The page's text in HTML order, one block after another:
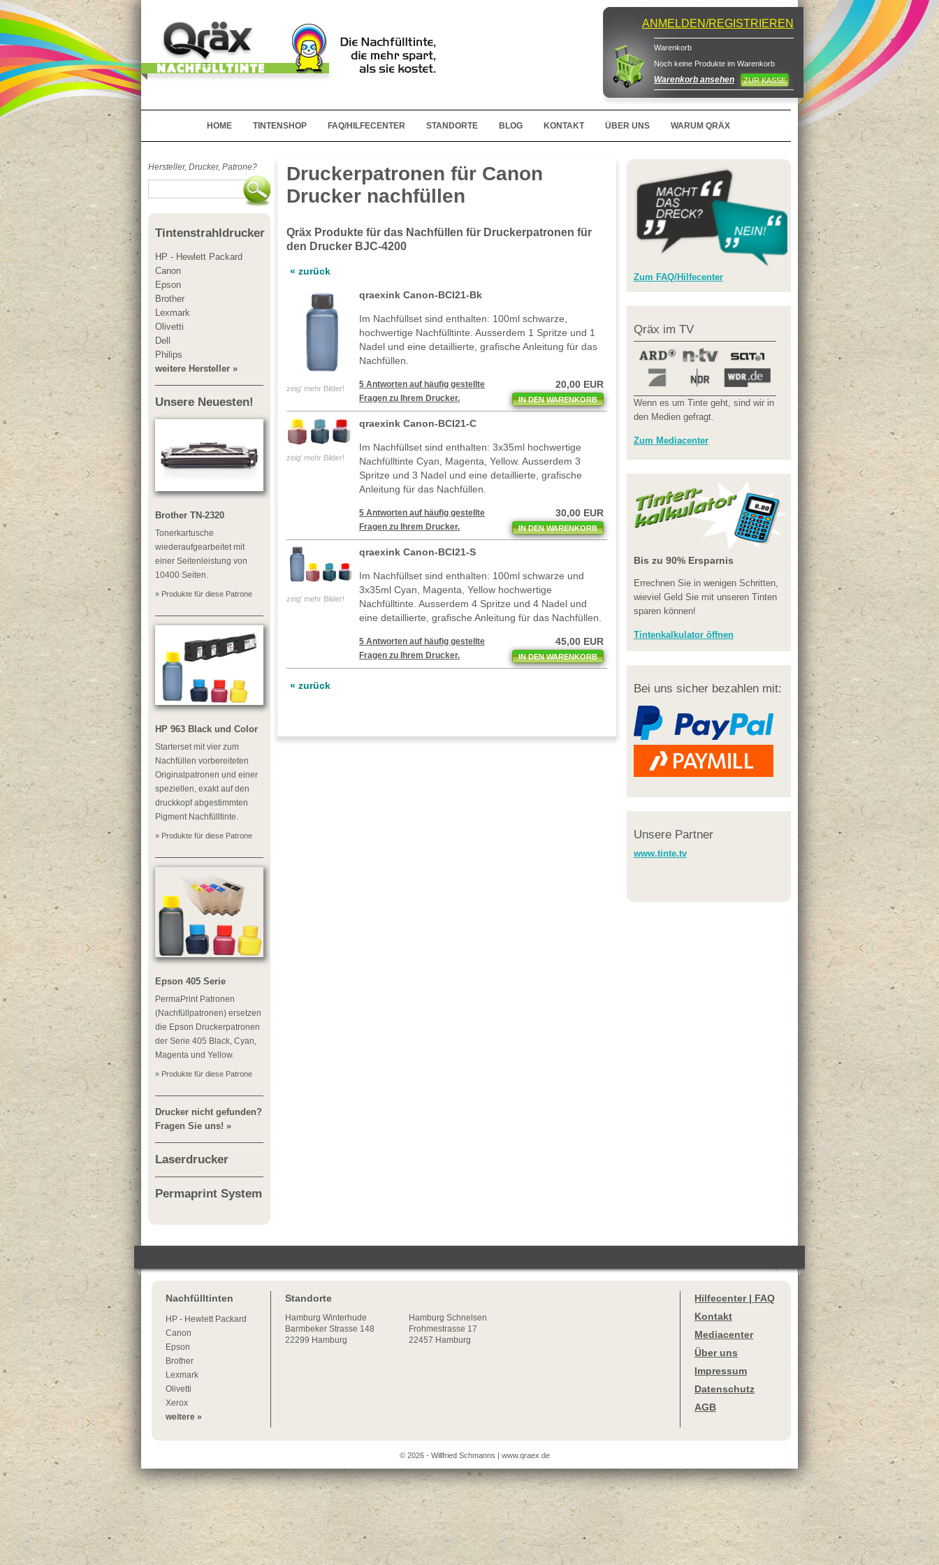
ANMELDEN/REGISTRIEREN
Warenkorb
Noch keine Produkte im Warenkorb
Warenkorb ansehen ZUR KASSE
HOME TINTENSHOP FAQ/HILFECENTER STANDORTE BLOG KONTAKT ÜBER UNS WARUM QRÄX
Hersteller, Drucker, Patrone?
Tintenstrahldrucker
HP - Hewlett Packard
Canon
Epson
Brother
Lexmark
Olivetti
Dell
Philips
weitere Hersteller »
Unsere Neuesten!
Brother TN-2320
Tonerkartusche
wiederaufgearbeitet mit
einer Seitenleistung von
10400 Seiten.
» Produkte für diese Patrone
HP 963 Black und Color
Starterset mit vier zum
Nachfüllen vorbereiteten
Originalpatronen und einer
speziellen, exakt auf den
druckkopf abgestimmten
Pigment Nachfülltinte.
» Produkte für diese Patrone
Epson 405 Serie
PermaPrint Patronen
(Nachfüllpatronen) ersetzen
die Epson Druckerpatronen
der Serie 405 Black, Cyan,
Magenta und Yellow.
» Produkte für diese Patrone
Drucker nicht gefunden?
Fragen Sie uns! »
Laserdrucker
Permaprint System
Druckerpatronen für Canon
Drucker nachfüllen
Qräx Produkte für das Nachfüllen für Druckerpatronen für
den Drucker BJC-4200
« zurück
zeig' mehr Bilder!
qraexink Canon-BCI21-Bk
Im Nachfüllset sind enthalten: 100ml schwarze,
hochwertige Nachfülltinte. Ausserdem 1 Spritze und 1
Nadel und eine detaillierte, grafische Anleitung für das
Nachfüllen.
5 Antworten auf häufig gestellte
Fragen zu Ihrem Drucker.
20,00 EUR
IN DEN WARENKORB
zeig' mehr Bilder!
qraexink Canon-BCI21-C
Im Nachfüllset sind enthalten: 3x35ml hochwertige
Nachfülltinte Cyan, Magenta, Yellow. Ausserdem 3
Spritze und 3 Nadel und eine detaillierte, grafische
Anleitung für das Nachfüllen.
5 Antworten auf häufig gestellte
Fragen zu Ihrem Drucker.
30,00 EUR
IN DEN WARENKORB
zeig' mehr Bilder!
qraexink Canon-BCI21-S
Im Nachfüllset sind enthalten: 100ml schwarze und
3x35ml Cyan, Magenta, Yellow hochwertige
Nachfülltinte. Ausserdem 4 Spritze und 4 Nadel und
eine detaillierte, grafische Anleitung für das Nachfüllen.
5 Antworten auf häufig gestellte
Fragen zu Ihrem Drucker.
45,00 EUR
IN DEN WARENKORB
« zurück
Zum FAQ/Hilfecenter
Qräx im TV
Wenn es um Tinte geht, sind wir in
den Medien gefragt.
Zum Mediacenter
Bis zu 90% Ersparnis
Errechnen Sie in wenigen Schritten,
wieviel Geld Sie mit unseren Tinten
sparen können!
Tintenkalkulator öffnen
Bei uns sicher bezahlen mit:
Unsere Partner
www.tinte.tv
Nachfülltinten
HP - Hewlett Packard
Canon
Epson
Brother
Lexmark
Olivetti
Xerox
weitere »
Standorte
Hamburg Winterhude
Barmbeker Strasse 148
22299 Hamburg
Hamburg Schnelsen
Frohmestrasse 17
22457 Hamburg
Hilfecenter | FAQ
Kontakt
Mediacenter
Über uns
Impressum
Datenschutz
AGB
© 2026 - Willfried Schmanns | www.qraex.de